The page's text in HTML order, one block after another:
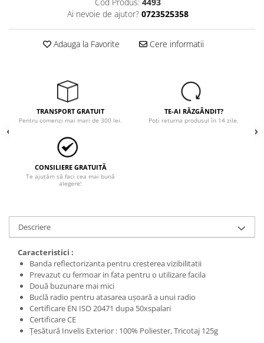
îmbrăcăminte bucătari
Pantaloni scurti
Ai nevoie de ajutor? 0723525358
Adauga la Favorite Cere informatii
TRANSPORT GRATUIT
Pentru comenzi mai mari de 300 lei.
TE-AI RĂZGÂNDIT?
Poți returna produsul în 14 zile.
CONSILIERE GRATUITĂ
Te ajutăm să faci cea mai bună
alegere!
Descriere
Caracteristici :
Banda reflectorizanta pentru cresterea vizibilitatii
Prevazut cu fermoar in fata pentru o utilizare facila
Două buzunare mai mici
Buclă radio pentru atasarea ușoară a unui radio
Certificare EN ISO 20471 dupa 50xspalari
Certificare CE
Țesătură Invelis Exterior : 100% Poliester, Tricotaj 125g